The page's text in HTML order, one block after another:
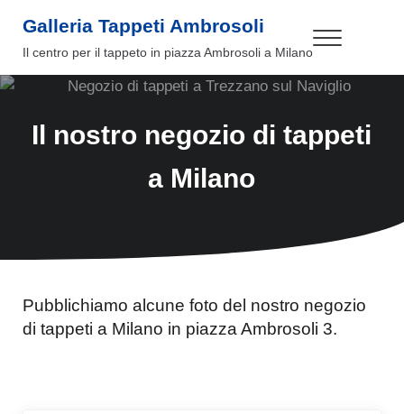
Galleria Tappeti Ambrosoli
Il centro per il tappeto in piazza Ambrosoli a Milano Menu
Il nostro negozio di tappeti
a Milano
Pubblichiamo alcune foto del nostro negozio
di tappeti a Milano in piazza Ambrosoli 3.